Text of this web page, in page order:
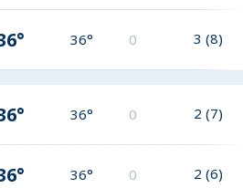
36° 0 3 (8)
36° 0 2 (7)
36° 0 2 (6)